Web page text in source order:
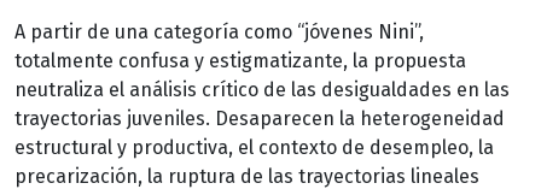
A partir de una categoría como “jóvenes Nini”,
totalmente confusa y estigmatizante, la propuesta
neutraliza el análisis crítico de las desigualdades en las
trayectorias juveniles. Desaparecen la heterogeneidad
estructural y productiva, el contexto de desempleo, la
precarización, la ruptura de las trayectorias lineales